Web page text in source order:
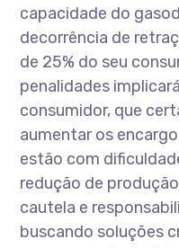
capacidade do
decorrência de
de 25% do seu
penalidades
consumidor, que
aumentar os
estão com
redução de
cautela e
buscando soluções